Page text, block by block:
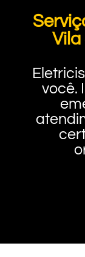
Vila
você.